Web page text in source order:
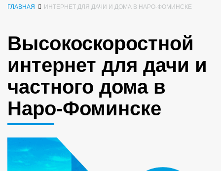
ГЛАВНАЯ ИНТЕРНЕТ ДЛЯ ДАЧИ И ДОМА В НАРО-ФОМИНСКЕ
Высокоскоростной
интернет для дачи и
частного дома в
Наро-Фоминске